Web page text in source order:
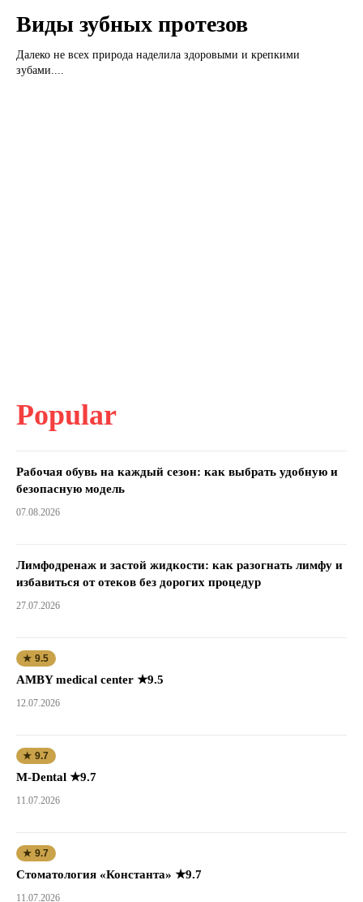
Виды зубных протезов
Далеко не всех природа наделила здоровыми и крепкими
зубами....
Popular
Рабочая обувь на каждый сезон: как выбрать удобную и
безопасную модель
07.08.2026
Лимфодренаж и застой жидкости: как разогнать лимфу и
избавиться от отеков без дорогих процедур
27.07.2026
★ 9.5
AMBY medical center ★9.5
12.07.2026
★ 9.7
M-Dental ★9.7
11.07.2026
★ 9.7
Стоматология «Константа» ★9.7
11.07.2026